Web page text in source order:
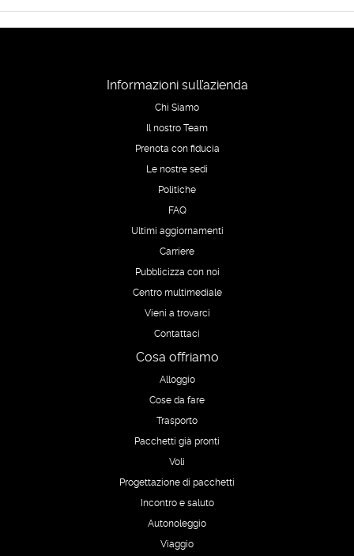
Informazioni sull’azienda
Chi Siamo
Il nostro Team
Prenota con fiducia
Le nostre sedi
Politiche
FAQ
Ultimi aggiornamenti
Carriere
Pubblicizza con noi
Centro multimediale
Vieni a trovarci
Contattaci
Cosa offriamo
Alloggio
Cose da fare
Trasporto
Pacchetti già pronti
Voli
Progettazione di pacchetti
Incontro e saluto
Autonoleggio
Viaggio